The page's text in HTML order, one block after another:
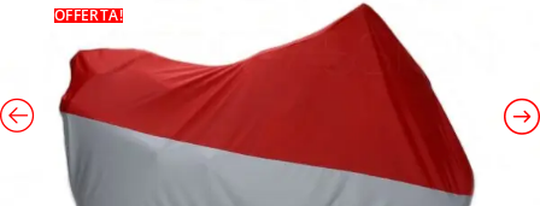
OFFERTA!